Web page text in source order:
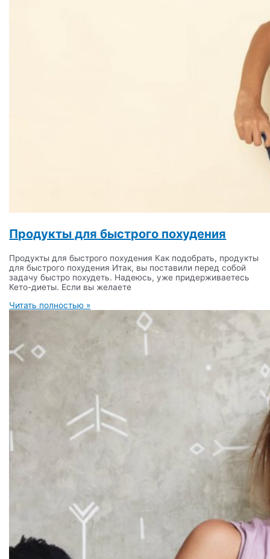
Продукты для быстрого похудения
Продукты для быстрого похудения Как подобрать, продукты
для быстрого похудения Итак, вы поставили перед собой
задачу быстро похудеть. Надеюсь, уже придерживаетесь
Кето-диеты. Если вы желаете
Читать полностью »